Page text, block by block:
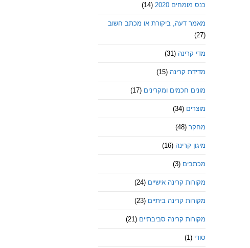
כנס מומחים 2020 (14)
מאמר דעה, ביקורת או מכתב חשוב
(27)
מדי קרינה (31)
מדידת קרינה (15)
מונים חכמים ומקרינים (17)
מוצרים (34)
מחקר (48)
מיגון קרינה (16)
מכתבים (3)
מקורות קרינה אישיים (24)
מקורות קרינה ביתיים (23)
מקורות קרינה סביבתיים (21)
סודי (1)